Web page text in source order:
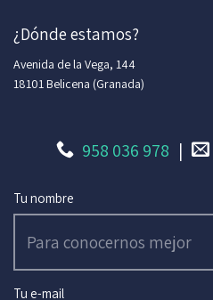
¿Dónde estamos?
Avenida de la Vega, 144
18101 Belicena (Granada)
958 036 978 |
Tu nombre
Tu e-mail